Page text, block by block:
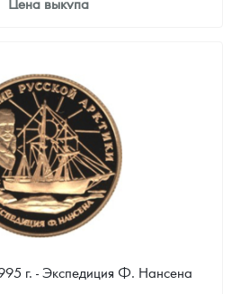
г. - Экспедиция Ф. Нансена